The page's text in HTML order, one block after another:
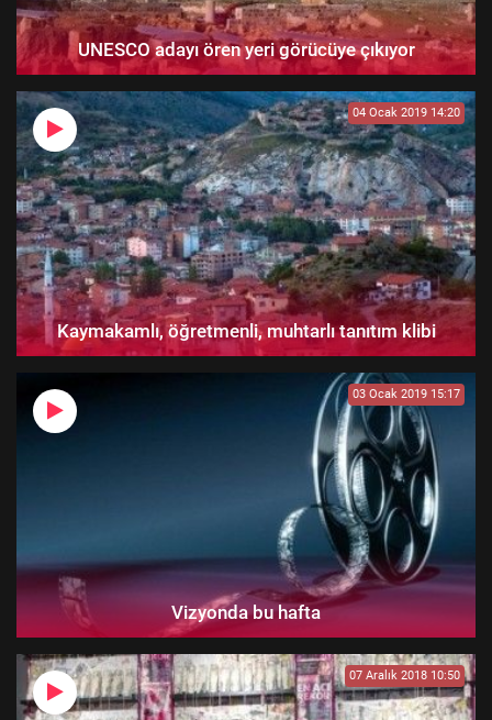
UNESCO adayı ören yeri görücüye çıkıyor
04 Ocak 2019 14:20
Kaymakamlı, öğretmenli, muhtarlı tanıtım klibi
03 Ocak 2019 15:17
Vizyonda bu hafta
07 Aralık 2018 10:50